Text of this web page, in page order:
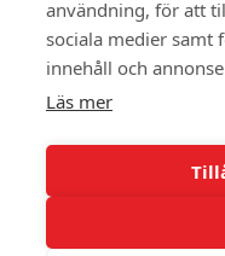
användning, för att
sociala medier samt
innehåll och
Läs mer
Få
varje
Få veckans bästa
artiklar på mejlen
PRENUMERERA